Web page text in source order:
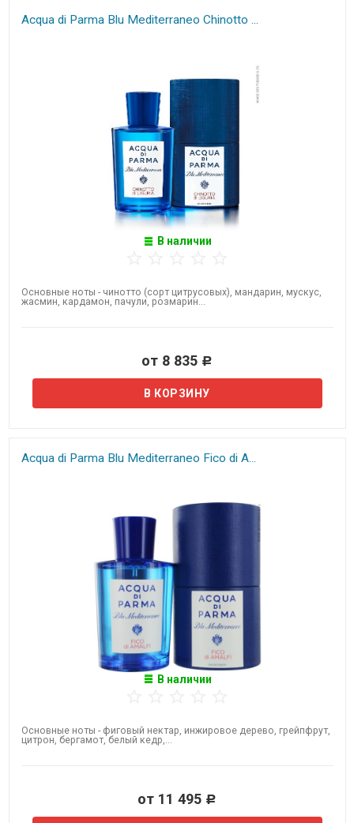
Acqua di Parma Blu Mediterraneo​ Chinotto ...
В наличии
​Основные ноты - чинотто (сорт цитрусовых), мандарин, мускус,
жасмин, кардамон, пачули, розмарин...
от 8 835 Р
Acqua di Parma Blu Mediterraneo​ Fico di A...
В наличии
Основные ноты - фиговый нектар, инжировое дерево, грейпфрут,
цитрон, бергамот, белый кедр,...
от 11 495 Р